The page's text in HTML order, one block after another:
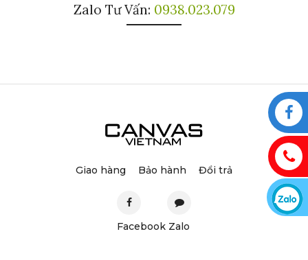
Zalo Tư Vấn: 0938.023.079
Giao hàng Bảo hành Đổi trả
Facebook Zalo